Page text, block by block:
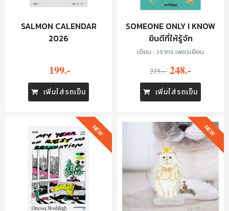
SALMON CALENDAR
2026
199.-
เพิ่มใส่รถเข็น
SOMEONE ONLY I KNOW
ยินดีที่ให้รู้จัก
เขียน : วรากร เพชรเยียน
275.- 248.-
เพิ่มใส่รถเข็น
NEW NEW